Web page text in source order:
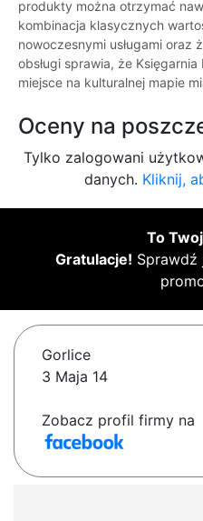
produkty można otrzymać
kombinacja klasycznych
nowoczesnymi usługami oraz
obsługi sprawia, że
miejsce na kulturalnej mapie
Oceny na
Tylko zalogowani
danych. Kliknij,
To
Gratulacje! Sprawdź
Gorlice
3 Maja 14
Zobacz profil firmy na